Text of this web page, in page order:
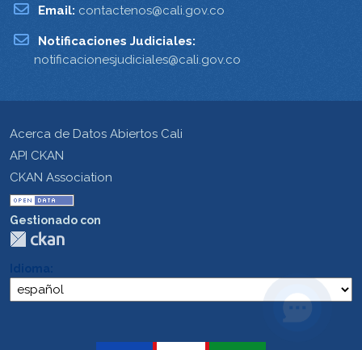
Email: contactenos@cali.gov.co
Notificaciones Judiciales:
notificacionesjudiciales@cali.gov.co
Acerca de Datos Abiertos Cali
API CKAN
CKAN Association
Gestionado con